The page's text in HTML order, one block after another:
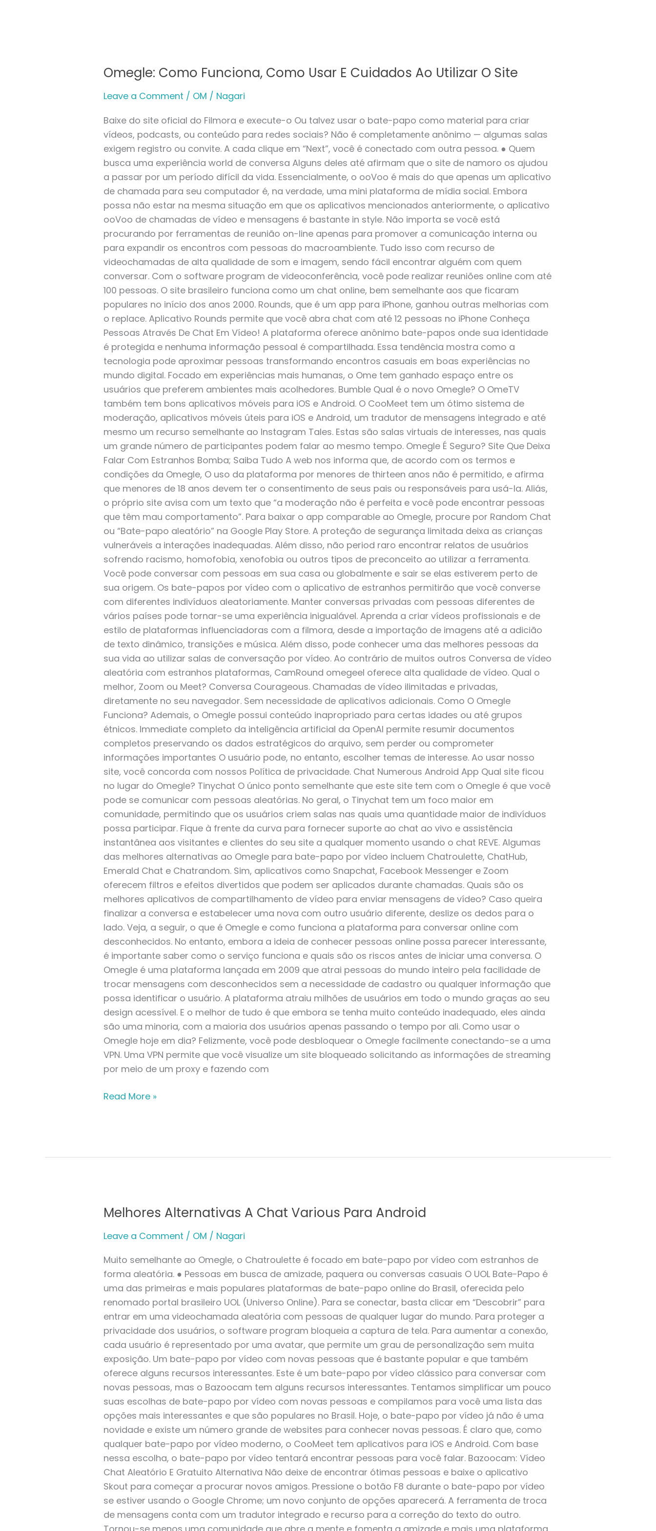
Omegle: Como Funciona, Como Usar E Cuidados Ao Utilizar O Site
Leave a Comment / OM / Nagari
Baixe do site oficial do Filmora e execute-o Ou talvez usar o bate-papo como material para criar
vídeos, podcasts, ou conteúdo para redes sociais? Não é completamente anônimo — algumas salas
exigem registro ou convite. A cada clique em “Next”, você é conectado com outra pessoa. ● Quem
busca uma experiência world de conversa Alguns deles até afirmam que o site de namoro os ajudou
a passar por um período difícil da vida. Essencialmente, o ooVoo é mais do que apenas um aplicativo
de chamada para seu computador é, na verdade, uma mini plataforma de mídia social. Embora
possa não estar na mesma situação em que os aplicativos mencionados anteriormente, o aplicativo
ooVoo de chamadas de vídeo e mensagens é bastante in style. Não importa se você está
procurando por ferramentas de reunião on-line apenas para promover a comunicação interna ou
para expandir os encontros com pessoas do macroambiente. Tudo isso com recurso de
videochamadas de alta qualidade de som e imagem, sendo fácil encontrar alguém com quem
conversar. Com o software program de videoconferência, você pode realizar reuniões online com até
100 pessoas. O site brasileiro funciona como um chat online, bem semelhante aos que ficaram
populares no início dos anos 2000. Rounds, que é um app para iPhone, ganhou outras melhorias com
o replace. Aplicativo Rounds permite que você abra chat com até 12 pessoas no iPhone Conheça
Pessoas Através De Chat Em Vídeo! A plataforma oferece anônimo bate-papos onde sua identidade
é protegida e nenhuma informação pessoal é compartilhada. Essa tendência mostra como a
tecnologia pode aproximar pessoas transformando encontros casuais em boas experiências no
mundo digital. Focado em experiências mais humanas, o Ome tem ganhado espaço entre os
usuários que preferem ambientes mais acolhedores. Bumble Qual é o novo Omegle? O OmeTV
também tem bons aplicativos móveis para iOS e Android. O CooMeet tem um ótimo sistema de
moderação, aplicativos móveis úteis para iOS e Android, um tradutor de mensagens integrado e até
mesmo um recurso semelhante ao Instagram Tales. Estas são salas virtuais de interesses, nas quais
um grande número de participantes podem falar ao mesmo tempo. Omegle É Seguro? Site Que Deixa
Falar Com Estranhos Bomba; Saiba Tudo A web nos informa que, de acordo com os termos e
condições da Omegle, O uso da plataforma por menores de thirteen anos não é permitido, e afirma
que menores de 18 anos devem ter o consentimento de seus pais ou responsáveis ​​para usá-la. Aliás,
o próprio site avisa com um texto que “a moderação não é perfeita e você pode encontrar pessoas
que têm mau comportamento”. Para baixar o app comparable ao Omegle, procure por Random Chat
ou “Bate-papo aleatório” na Google Play Store. A proteção de segurança limitada deixa as crianças
vulneráveis a interações inadequadas. Além disso, não period raro encontrar relatos de usuários
sofrendo racismo, homofobia, xenofobia ou outros tipos de preconceito ao utilizar a ferramenta.
Você pode conversar com pessoas em sua casa ou globalmente e sair se elas estiverem perto de
sua origem. Os bate-papos por vídeo com o aplicativo de estranhos permitirão que você converse
com diferentes indivíduos aleatoriamente. Manter conversas privadas com pessoas diferentes de
vários países pode tornar-se uma experiência inigualável. Aprenda a criar vídeos profissionais e de
estilo de plataformas influenciadoras com a filmora, desde a importação de imagens até a adicião
de texto dinâmico, transições e música. Além disso, pode conhecer uma das melhores pessoas da
sua vida ao utilizar salas de conversação por vídeo. Ao contrário de muitos outros Conversa de vídeo
aleatória com estranhos plataformas, CamRound omegeel oferece alta qualidade de vídeo. Qual o
melhor, Zoom ou Meet? Conversa Courageous. Chamadas de vídeo ilimitadas e privadas,
diretamente no seu navegador. Sem necessidade de aplicativos adicionais. Como O Omegle
Funciona? Ademais, o Omegle possui conteúdo inapropriado para certas idades ou até grupos
étnicos. Immediate completo da inteligência artificial da OpenAI permite resumir documentos
completos preservando os dados estratégicos do arquivo, sem perder ou comprometer
informações importantes O usuário pode, no entanto, escolher temas de interesse. Ao usar nosso
site, você concorda com nossos Política de privacidade. Chat Numerous Android App Qual site ficou
no lugar do Omegle? Tinychat O único ponto semelhante que este site tem com o Omegle é que você
pode se comunicar com pessoas aleatórias. No geral, o Tinychat tem um foco maior em
comunidade, permitindo que os usuários criem salas nas quais uma quantidade maior de indivíduos
possa participar. Fique à frente da curva para fornecer suporte ao chat ao vivo e assistência
instantânea aos visitantes e clientes do seu site a qualquer momento usando o chat REVE. Algumas
das melhores alternativas ao Omegle para bate-papo por vídeo incluem Chatroulette, ChatHub,
Emerald Chat e Chatrandom. Sim, aplicativos como Snapchat, Facebook Messenger e Zoom
oferecem filtros e efeitos divertidos que podem ser aplicados durante chamadas. Quais são os
melhores aplicativos de compartilhamento de vídeo para enviar mensagens de vídeo? Caso queira
finalizar a conversa e estabelecer uma nova com outro usuário diferente, deslize os dedos para o
lado. Veja, a seguir, o que é Omegle e como funciona a plataforma para conversar online com
desconhecidos. No entanto, embora a ideia de conhecer pessoas online possa parecer interessante,
é importante saber como o serviço funciona e quais são os riscos antes de iniciar uma conversa. O
Omegle é uma plataforma lançada em 2009 que atrai pessoas do mundo inteiro pela facilidade de
trocar mensagens com desconhecidos sem a necessidade de cadastro ou qualquer informação que
possa identificar o usuário. A plataforma atraiu milhões de usuários em todo o mundo graças ao seu
design acessível. E o melhor de tudo é que embora se tenha muito conteúdo inadequado, eles ainda
são uma minoria, com a maioria dos usuários apenas passando o tempo por ali. Como usar o
Omegle hoje em dia? Felizmente, você pode desbloquear o Omegle facilmente conectando-se a uma
VPN. Uma VPN permite que você visualize um site bloqueado solicitando as informações de streaming
por meio de um proxy e fazendo com
Omegle:
Funciona,
Como
Usar
Cuidados
Utilizar
Site
Read More »
Melhores Alternativas A Chat Various Para Android
Leave a Comment / OM / Nagari
Muito semelhante ao Omegle, o Chatroulette é focado em bate-papo por vídeo com estranhos de
forma aleatória. ● Pessoas em busca de amizade, paquera ou conversas casuais O UOL Bate-Papo é
uma das primeiras e mais populares plataformas de bate-papo online do Brasil, oferecida pelo
renomado portal brasileiro UOL (Universo Online). Para se conectar, basta clicar em “Descobrir” para
entrar em uma videochamada aleatória com pessoas de qualquer lugar do mundo. Para proteger a
privacidade dos usuários, o software program bloqueia a captura de tela. Para aumentar a conexão,
cada usuário é representado por uma avatar, que permite um grau de personalização sem muita
exposição. Um bate-papo por vídeo com novas pessoas que é bastante popular e que também
oferece alguns recursos interessantes. Este é um bate-papo por vídeo clássico para conversar com
novas pessoas, mas o Bazoocam tem alguns recursos interessantes. Tentamos simplificar um pouco
suas escolhas de bate-papo por vídeo com novas pessoas e compilamos para você uma lista das
opções mais interessantes e que são populares no Brasil. Hoje, o bate-papo por vídeo já não é uma
novidade e existe um número grande de websites para conhecer novas pessoas. É claro que, como
qualquer bate-papo por vídeo moderno, o CooMeet tem aplicativos para iOS e Android. Com base
nessa escolha, o bate-papo por vídeo tentará encontrar pessoas para você falar. Bazoocam: Vídeo
Chat Aleatório E Gratuito Alternativa Não deixe de encontrar ótimas pessoas e baixe o aplicativo
Skout para começar a procurar novos amigos. Pressione o botão F8 durante o bate-papo por vídeo
se estiver usando o Google Chrome; um novo conjunto de opções aparecerá. A ferramenta de troca
de mensagens conta com um tradutor integrado e recurso para a correção do texto do outro.
Melhores
A
Chat
Various